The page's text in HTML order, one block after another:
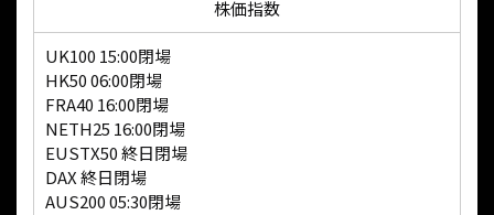
株価指数
UK100 15:00閉場
HK50 06:00閉場
FRA40 16:00閉場
NETH25 16:00閉場
EUSTX50 終日閉場
DAX 終日閉場
AUS200 05:30閉場